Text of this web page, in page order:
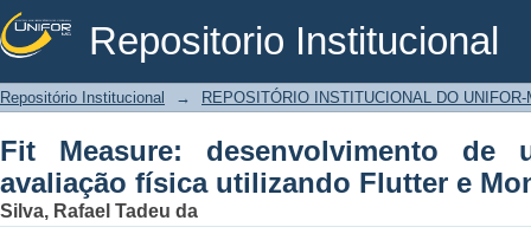
Repositorio Institucional
Fit Measure: desenvolvimento de
Repositório Institucional → REPOSITÓRIO INSTITUCIONAL DO UNIFOR-
Fit Measure: desenvolvimento de
avaliação física utilizando Flutter e
Silva, Rafael Tadeu da